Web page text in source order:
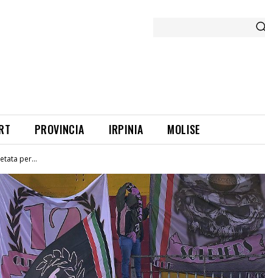
PROVINCIA IRPINIA MOLISE
per...